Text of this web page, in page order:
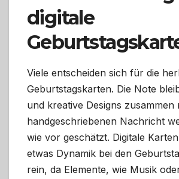
digitale
Viele entscheiden sich für die
Geburtstagskarten. Die Note
und kreative Designs zusammen
handgeschriebenen Nachricht
wie vor geschätzt. Digitale
etwas Dynamik bei den
rein, da Elemente, wie Musik